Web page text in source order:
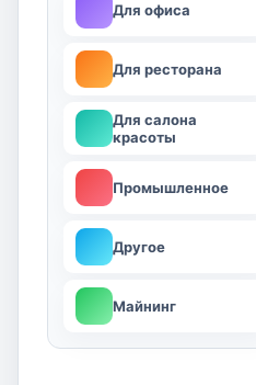
Для офиса
Для ресторана
Для салона
красоты
Промышленное
Другое
Майнинг